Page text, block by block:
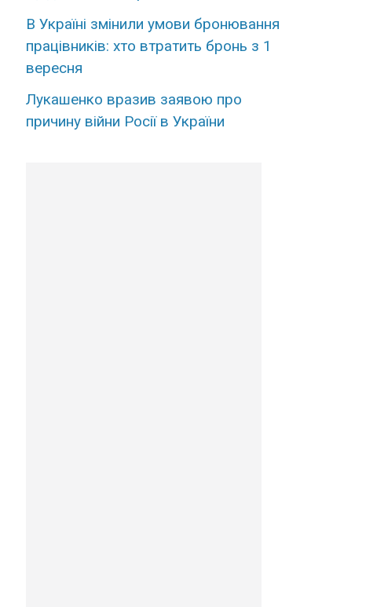
В Україні змінили умови бронювання
працівників: хто втратить бронь з 1
вересня
Лукашенко вразив заявою про
причину війни Росії в України